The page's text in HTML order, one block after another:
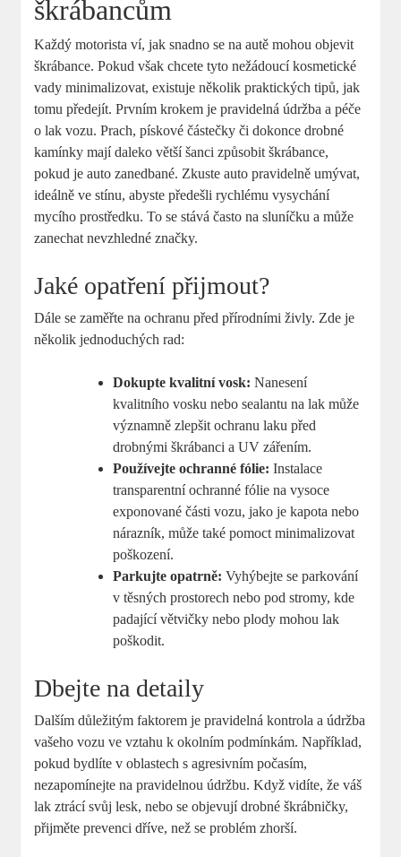
škrábancům
Každý motorista ví, jak snadno se na autě mohou objevit
škrábance. Pokud však chcete tyto nežádoucí kosmetické
vady minimalizovat, existuje několik praktických tipů, jak
tomu předejít. Prvním krokem je pravidelná údržba a péče
o lak vozu. Prach, pískové částečky či dokonce drobné
kamínky mají daleko větší šanci způsobit škrábance,
pokud je auto zanedbané. Zkuste auto pravidelně umývat,
ideálně ve stínu, abyste předešli rychlému vysychání
mycího prostředku. To se stává často na sluníčku a může
zanechat nevzhledné značky.
Jaké opatření přijmout?
Dále se zaměřte na ochranu před přírodními živly. Zde je
několik jednoduchých rad:
Dokupte kvalitní vosk: Nanesení
kvalitního vosku nebo sealantu na lak může
významně zlepšit ochranu laku před
drobnými škrábanci a UV zářením.
Používejte ochranné fólie: Instalace
transparentní ochranné fólie na vysoce
exponované části vozu, jako je kapota nebo
nárazník, může také pomoct minimalizovat
poškození.
Parkujte opatrně: Vyhýbejte se parkování
v těsných prostorech nebo pod stromy, kde
padající větvičky nebo plody mohou lak
poškodit.
Dbejte na detaily
Dalším důležitým faktorem je pravidelná kontrola a údržba
vašeho vozu ve vztahu k okolním podmínkám. Například,
pokud bydlíte v oblastech s agresivním počasím,
nezapomínejte na pravidelnou údržbu. Když vidíte, že váš
lak ztrácí svůj lesk, nebo se objevují drobné škrábničky,
přijměte prevenci dříve, než se problém zhorší.